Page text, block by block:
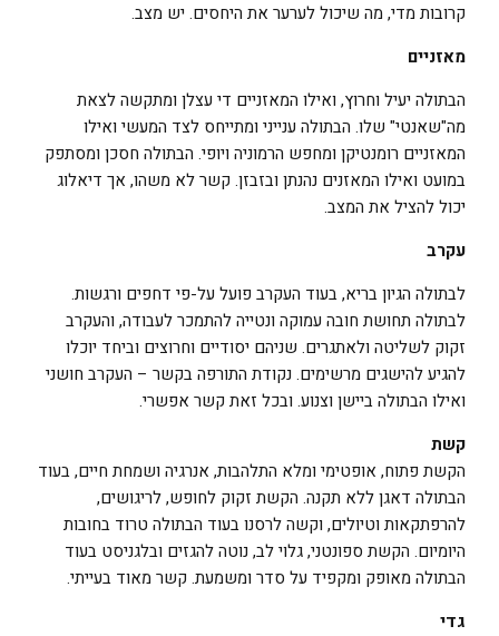
קרובות מדי, מה שיכול לערער את היחסים. יש מצב.
מאזניים
הבתולה יעיל וחרוץ, ואילו המאזניים די עצלן ומתקשה לצאת
מה"שאנטי" שלו. הבתולה ענייני ומתייחס לצד המעשי ואילו
המאזניים רומנטיקן ומחפש הרמוניה ויופי. הבתולה חסכן ומסתפק
במועט ואילו המאזנים נהנתן ובזבזן. קשר לא משהו, אך דיאלוג
יכול להציל את המצב.
עקרב
לבתולה הגיון בריא, בעוד העקרב פועל על-פי דחפים ורגשות.
לבתולה תחושת חובה עמוקה ונטייה להתמכר לעבודה, והעקרב
זקוק לשליטה ולאתגרים. שניהם יסודיים וחרוצים וביחד יוכלו
להגיע להישגים מרשימים. נקודת התורפה בקשר – העקרב חושני
ואילו הבתולה ביישן וצנוע. ובכל זאת קשר אפשרי.
קשת
הקשת פתוח, אופטימי ומלא התלהבות, אנרגיה ושמחת חיים, בעוד
הבתולה דאגן ללא תקנה. הקשת זקוק לחופש, לריגושים,
להרפתקאות וטיולים, וקשה לרסנו בעוד הבתולה טרוד בחובות
היומיום. הקשת ספונטני, גלוי לב, נוטה להגזים ובלגניסט בעוד
הבתולה מאופק ומקפיד על סדר ומשמעת. קשר מאוד בעייתי.
גדי